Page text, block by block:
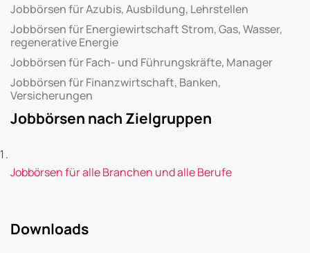
Jobbörsen für Azubis, Ausbildung, Lehrstellen
Jobbörsen für Energiewirtschaft Strom, Gas, Wasser,
regenerative Energie
Jobbörsen für Fach- und Führungskräfte, Manager
Jobbörsen für Finanzwirtschaft, Banken,
Versicherungen
Jobbörsen nach Zielgruppen
Jobbörsen für alle Branchen und alle Berufe
Downloads